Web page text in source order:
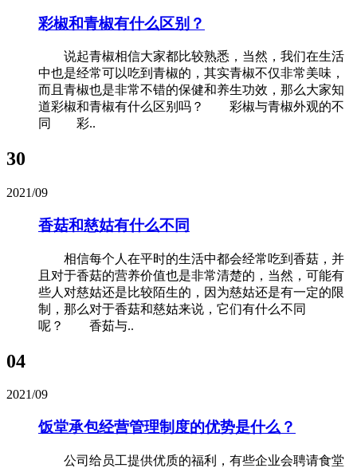
彩椒和青椒有什么区别？
说起青椒相信大家都比较熟悉，当然，我们在生活
中也是经常可以吃到青椒的，其实青椒不仅非常美味，
而且青椒也是非常不错的保健和养生功效，那么大家知
道彩椒和青椒有什么区别吗？ 彩椒与青椒外观的不
同 彩..
30
2021/09
香菇和慈姑有什么不同
相信每个人在平时的生活中都会经常吃到香菇，并
且对于香菇的营养价值也是非常清楚的，当然，可能有
些人对慈姑还是比较陌生的，因为慈姑还是有一定的限
制，那么对于香菇和慈姑来说，它们有什么不同
呢？ 香茹与..
04
2021/09
饭堂承包经营管理制度的优势是什么？
公司给员工提供优质的福利，有些企业会聘请食堂